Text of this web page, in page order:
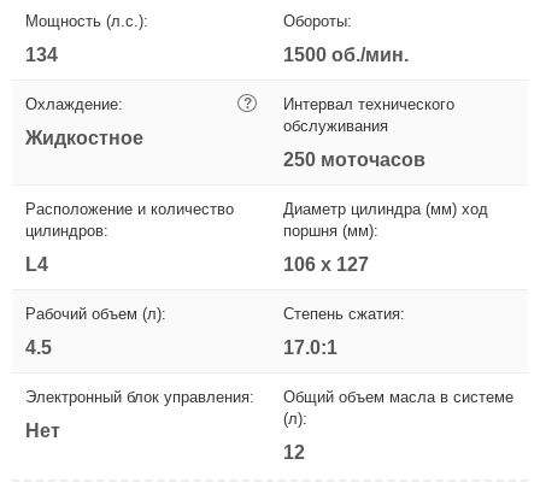
Мощность (л.с.):
134
Обороты:
1500 об./мин.
Охлаждение: ?
Жидкостное
Интервал технического
обслуживания
250 моточасов
Расположение и количество
цилиндров:
L4
Диаметр цилиндра (мм) ход
поршня (мм):
106 x 127
Рабочий объем (л):
4.5
Степень сжатия:
17.0:1
Электронный блок управления:
Нет
Общий объем масла в системе
(л):
12